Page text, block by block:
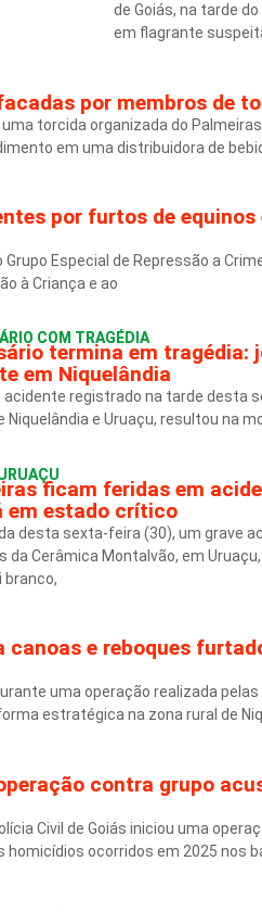
de Goiás, na tarde
em flagrante
por membros de
torcida organizada do
em uma distribuidora de
por furtos de
Grupo Especial de Repressão a
à Criança e ao
COM TRAGÉDIA
termina em tragédia:
em Niquelândia
acidente registrado na tarde desta
Niquelândia e Uruaçu, resultou na
ficam feridas em
em estado crítico
desta sexta-feira (30), um grave
da Cerâmica Montalvão, em
branco,
canoas e reboques
uma operação realizada pelas
estratégica na zona rural de
contra grupo
Civil de Goiás iniciou uma
ocorridos em 2025 nos